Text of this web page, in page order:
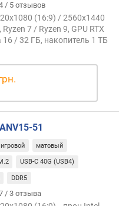
/ 5 отзывов
(16:9) / 2560x1440
7 / Ryzen 9, GPU RTX
/ 32 ГБ, накопитель 1 ТБ
51
игровой матовый
USB-C 40G (USB4)
DDR5
/3 отзыва